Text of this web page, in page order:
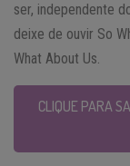
ser, independente
deixe de ouvir So
What About Us.
CLIQUE PARA